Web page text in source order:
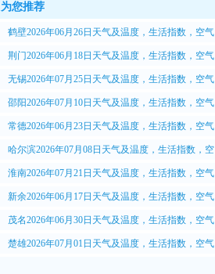
为您推荐
鹤壁2026年06月26日天气及温度，生活指数，空气
PM2.5质量情况
荆门2026年06月18日天气及温度，生活指数，空气
PM2.5质量情况
无锡2026年07月25日天气及温度，生活指数，空气
PM2.5质量情况
邵阳2026年07月10日天气及温度，生活指数，空气
PM2.5质量情况
常德2026年06月23日天气及温度，生活指数，空气
PM2.5质量情况
哈尔滨2026年07月08日天气及温度，生活指数，空
气PM2.5质量情况
淮南2026年07月21日天气及温度，生活指数，空气
PM2.5质量情况
新余2026年06月17日天气及温度，生活指数，空气
PM2.5质量情况
茂名2026年06月30日天气及温度，生活指数，空气
PM2.5质量情况
楚雄2026年07月01日天气及温度，生活指数，空气